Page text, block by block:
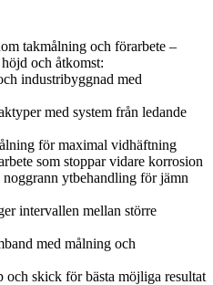
takmålning och förarbete –
och åtkomst:
industribyggnad med
med system från ledande
för maximal vidhäftning
som stoppar vidare korrosion
ytbehandling för jämn
intervallen mellan större
med målning och
och skick för bästa möjliga resultat